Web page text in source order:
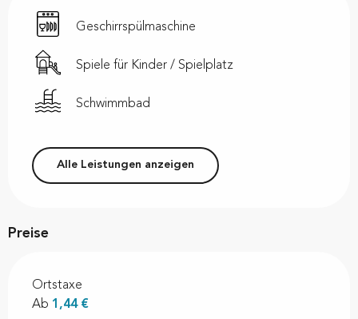
Geschirrspülmaschine
Spiele für Kinder / Spielplatz
Schwimmbad
Alle Leistungen anzeigen
Preise
Ortstaxe
Ab 1,44 €